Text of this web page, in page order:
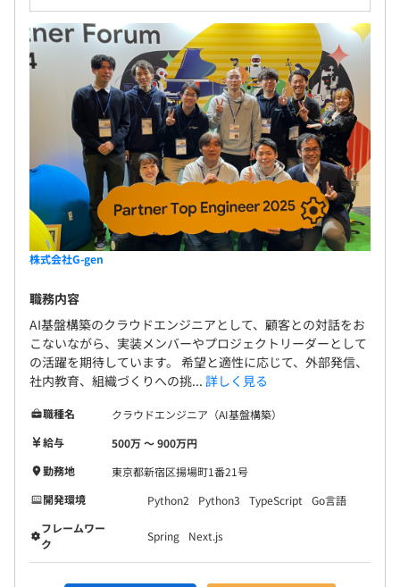
株式会社G-gen
職務内容
AI基盤構築のクラウドエンジニアとして、顧客との対話をお
こないながら、実装メンバーやプロジェクトリーダーとして
の活躍を期待しています。 希望と適性に応じて、外部発信、
社内教育、組織づくりへの挑... 詳しく見る
職種名
クラウドエンジニア（AI基盤構築）
給与
500万 〜 900万円
勤務地
東京都新宿区揚場町1番21号
開発環境
Python2 Python3 TypeScript
Go言語
フレームワー
ク
Spring Next.js